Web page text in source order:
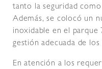
tanto la seguridad
Además, se colocó un
inoxidable en el parque
gestión adecuada de los
En atención a los